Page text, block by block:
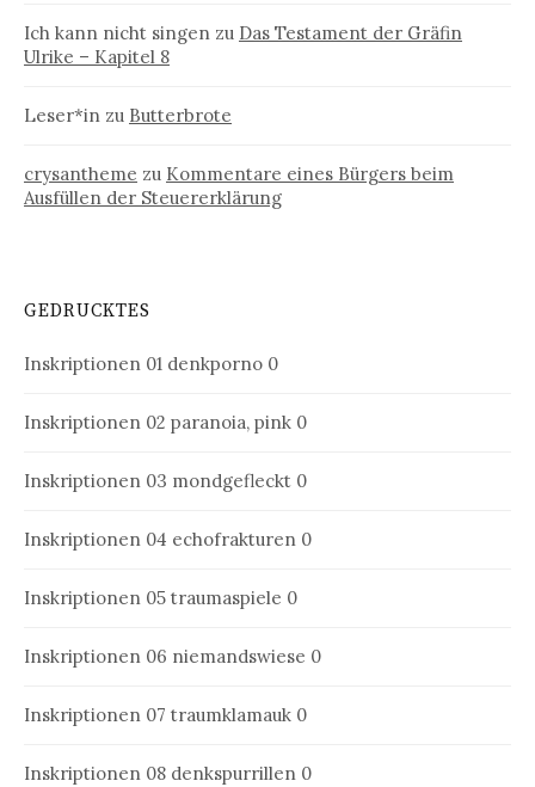
Ich kann nicht singen zu Das Testament der Gräfin
Ulrike – Kapitel 8
Leser*in zu Butterbrote
crysantheme zu Kommentare eines Bürgers beim
Ausfüllen der Steuererklärung
GEDRUCKTES
Inskriptionen 01 denkporno 0
Inskriptionen 02 paranoia, pink 0
Inskriptionen 03 mondgefleckt 0
Inskriptionen 04 echofrakturen 0
Inskriptionen 05 traumaspiele 0
Inskriptionen 06 niemandswiese 0
Inskriptionen 07 traumklamauk 0
Inskriptionen 08 denkspurrillen 0